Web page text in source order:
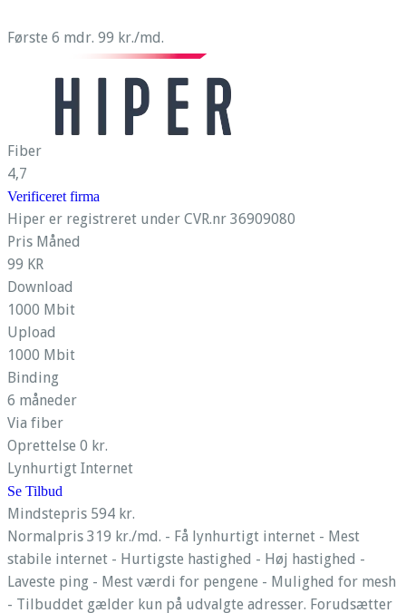
Første 6 mdr. 99 kr./md.
Fiber
4,7
Verificeret firma
Hiper er registreret under CVR.nr 36909080
Pris Måned
99 KR
Download
1000 Mbit
Upload
1000 Mbit
Binding
6 måneder
Via fiber
Oprettelse 0 kr.
Lynhurtigt Internet
Se Tilbud
Mindstepris 594 kr.
Normalpris 319 kr./md. - Få lynhurtigt internet - Mest
stabile internet - Hurtigste hastighed - Høj hastighed -
Laveste ping - Mest værdi for pengene - Mulighed for mesh
- Tilbuddet gælder kun på udvalgte adresser. Forudsætter